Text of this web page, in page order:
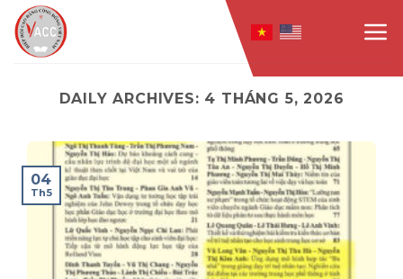
Skip
to
content
DAILY ARCHIVES: 4 THÁNG 5, 2026
04
Th5